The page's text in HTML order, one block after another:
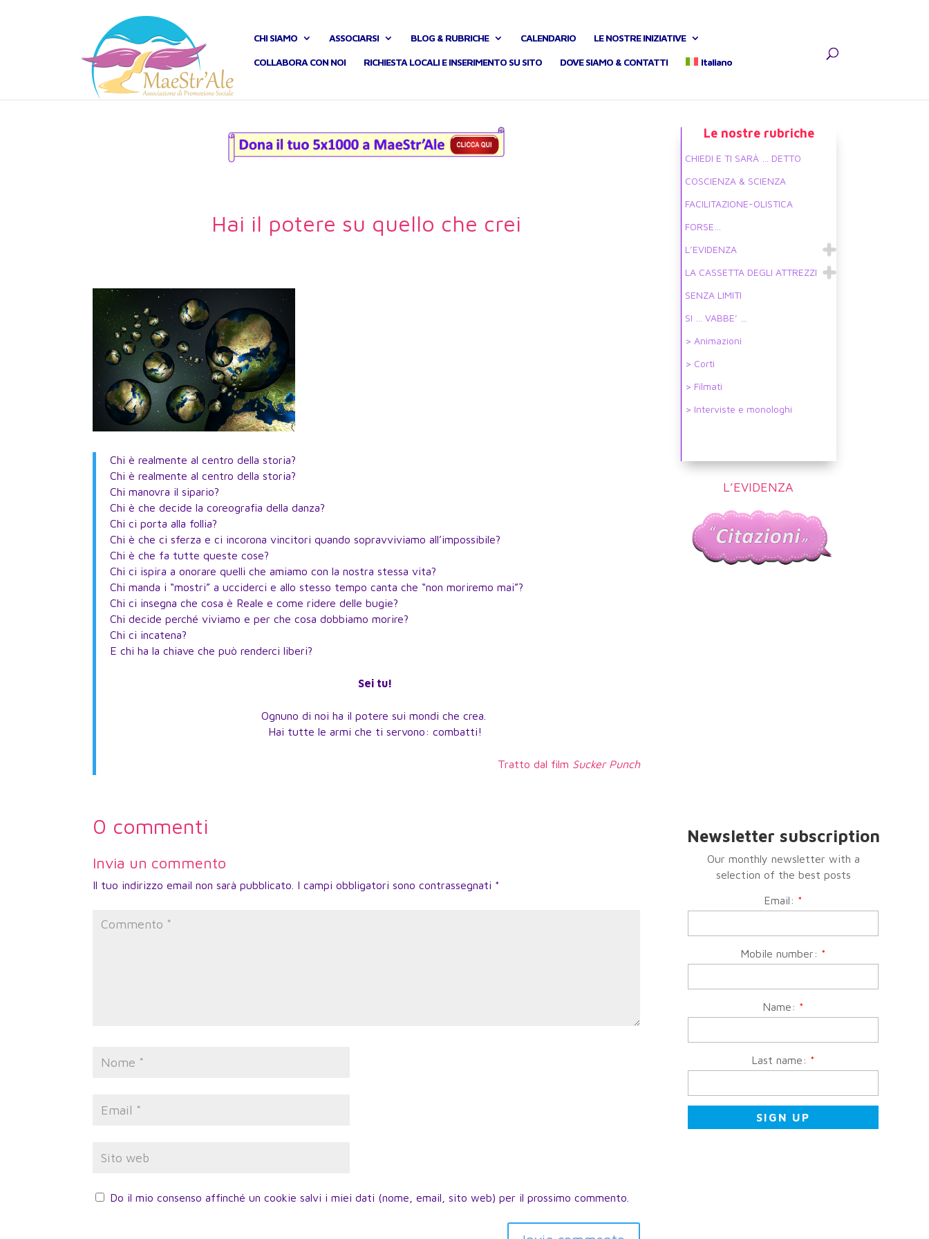
CHI SIAMO ASSOCIARSI BLOG & RUBRICHE CALENDARIO LE NOSTRE INIZIATIVE
COLLABORA CON NOI RICHIESTA LOCALI E INSERIMENTO SU SITO DOVE SIAMO & CONTATTI Italiano
Hai il potere su quello che crei
Chi è realmente al centro della storia?
Chi è realmente al centro della storia?
Chi manovra il sipario?
Chi è che decide la coreografia della danza?
Chi ci porta alla follia?
Chi è che ci sferza e ci incorona vincitori quando sopravviviamo all’impossibile?
Chi è che fa tutte queste cose?
Chi ci ispira a onorare quelli che amiamo con la nostra stessa vita?
Chi manda i “mostri” a ucciderci e allo stesso tempo canta che “non moriremo mai”?
Chi ci insegna che cosa è Reale e come ridere delle bugie?
Chi decide perché viviamo e per che cosa dobbiamo morire?
Chi ci incatena?
E chi ha la chiave che può renderci liberi?
Sei tu!
Ognuno di noi ha il potere sui mondi che crea.
Hai tutte le armi che ti servono: combatti!
Tratto dal film Sucker Punch
Le nostre rubriche
CHIEDI E TI SARÀ … DETTO
COSCIENZA & SCIENZA
FACILITAZIONE-OLISTICA
FORSE…
L’EVIDENZA
LA CASSETTA DEGLI ATTREZZI
SENZA LIMITI
SI … VABBE’ …
> Animazioni
> Corti
> Filmati
> Interviste e monologhi
L’EVIDENZA
0 commenti
Invia un commento
Il tuo indirizzo email non sarà pubblicato. I campi obbligatori sono contrassegnati *
Do il mio consenso affinché un cookie salvi i miei dati (nome, email, sito web) per il prossimo commento.
Newsletter subscription
Our monthly newsletter with a
selection of the best posts
Email: *
Mobile number: *
Name: *
Last name: *